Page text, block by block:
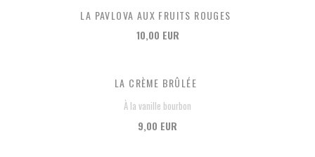
LA PAVLOVA AUX FRUITS ROUGES
10,00 EUR
LA CRÈME BRÛLÉE
À la vanille bourbon
9,00 EUR